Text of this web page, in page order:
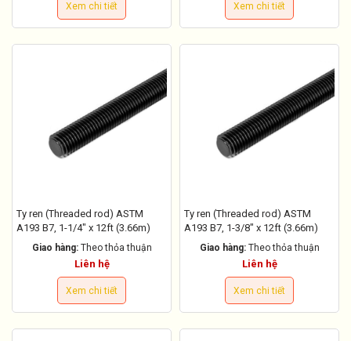
Xem chi tiết Xem chi tiết
Ty ren (Threaded rod) ASTM
A193 B7, 1-1/4" x 12ft (3.66m)
Giao hàng: Theo thỏa thuận
Liên hệ
Xem chi tiết
Ty ren (Threaded rod) ASTM
A193 B7, 1-3/8" x 12ft (3.66m)
Giao hàng: Theo thỏa thuận
Liên hệ
Xem chi tiết